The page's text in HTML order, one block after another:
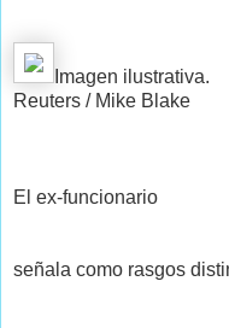
Imagen ilustrativa.
Reuters / Mike Blake
El ex-funcionario
señala como rasgos